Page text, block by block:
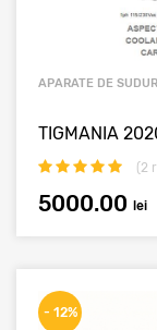
APARATE DE
TIGMANIA
(2
5000.00 lei
- 12%